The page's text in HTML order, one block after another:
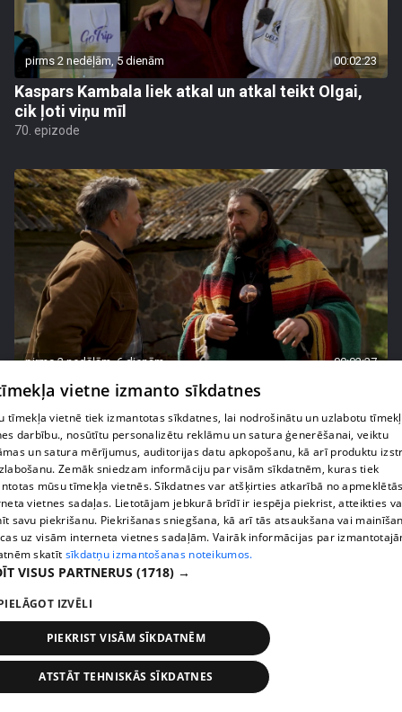
pirms 2 nedēļām, 5 dienām 00:02:23
Kaspars Kambala liek atkal un atkal teikt Olgai,
cik ļoti viņu mīl
70. epizode
pirms 2 nedēļām, 6 dienām 00:02:27
Raivis Vidzis atklāj attiecību aizkulises
71. epizode
pirms 2 nedēļām, 6 dienām
Magone sarūpē īpašu dāvanu savai draudzenei
Evitai
vietne izmanto sīkdatnes
tīmekļa vietnē tiek izmantotas sīkdatnes, lai nodrošinātu un uzlabotu
darbību., nosūtītu personalizētu reklāmu un satura ģenerēšanai, veiktu
un satura mērījumus, auditorijas datu apkopošanu, kā arī produktu
Zemāk sniedzam informāciju par visām sīkdatnēm, kuras tiek
mūsu tīmekļa vietnēs. Sīkdatnes var atšķirties atkarībā no
vietnes sadaļas. Lietotājam jebkurā brīdī ir iespēja piekrist, atteikties
savu piekrišanu. Piekrišanas sniegšana, kā arī tās atsaukšana vai
uz visām interneta vietnes sadaļām. Vairāk informācijas par
skatīt sīkdatņu izmantošanas noteikumos.
VISUS PARTNERUS (1718) →
IZVĒLI
PIEKRIST VISĀM SĪKDATNĒM
ATSTĀT TEHNISKĀS SĪKDATNES